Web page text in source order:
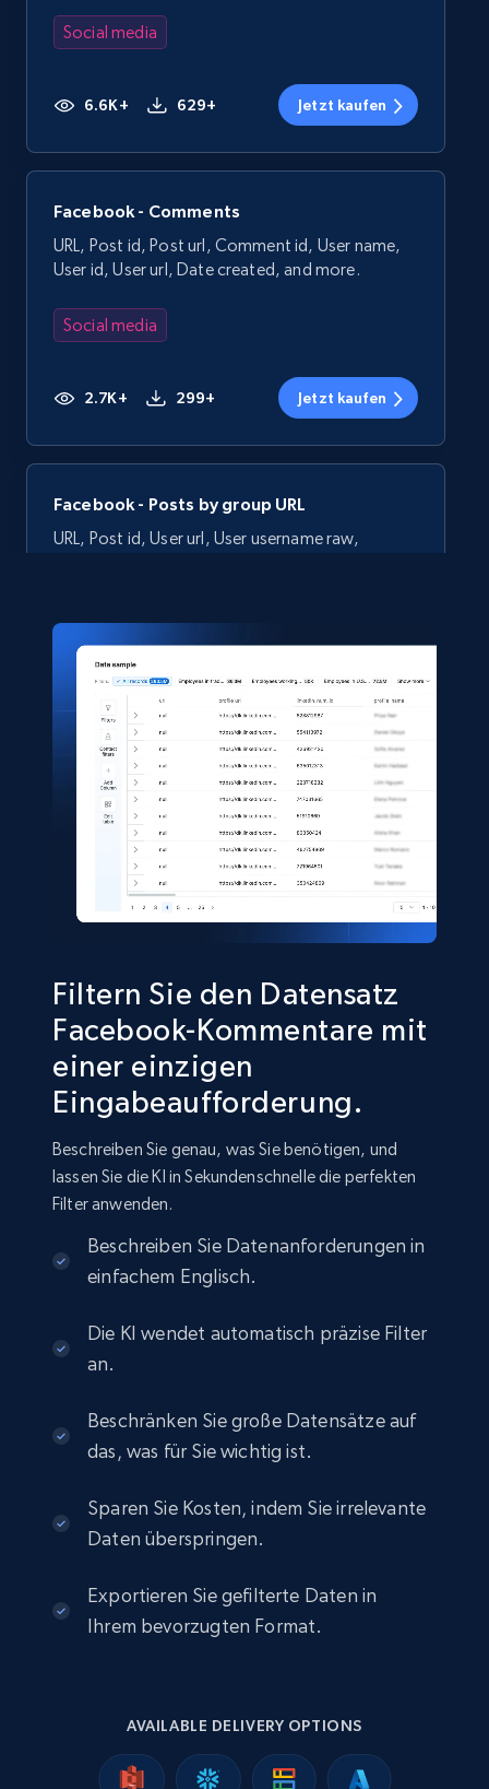
Social media
6.6K+ 629+ Jetzt kaufen
Facebook - Comments
URL, Post id, Post url, Comment id, User name,
User id, User url, Date created, and more.
Social media
2.7K+ 299+ Jetzt kaufen
Facebook - Posts by group URL
URL, Post id, User url, User username raw,
Social media
2.2K+ Jetzt kaufen
Facebook Marketplace
URL, Title, Initial price, Final price, Currency,
Product id, Breadcrumbs, Condition, and more.
2.1K+ 170+ Jetzt kaufen
Facebook - Posts by post URL
URL, Post id, User url, User username raw,
Content, Date posted, Hashtags, Num
comments, and more.
Social media
2K+ 235+ Jetzt kaufen
Facebook - Profiles
URL, Name, ID, Profile photo, Cover photo,
Social media
1.5K+ Jetzt kaufen
Facebook - Pages and Profiles
ID, URL, Page name, Username, Entity type,
Summary text, Primary category, Work, and
Filtern Sie den Datensatz
Facebook-Kommentare mit
einer einzigen
Eingabeaufforderung.
Beschreiben Sie genau, was Sie benötigen, und
lassen Sie die KI in Sekundenschnelle die perfekten
Filter anwenden.
Beschreiben Sie Datenanforderungen in
einfachem Englisch.
Die KI wendet automatisch präzise Filter
an.
Beschränken Sie große Datensätze auf
das, was für Sie wichtig ist.
Sparen Sie Kosten, indem Sie irrelevante
Daten überspringen.
Exportieren Sie gefilterte Daten in
Ihrem bevorzugten Format.
AVAILABLE DELIVERY OPTIONS